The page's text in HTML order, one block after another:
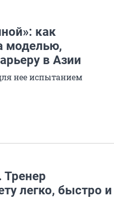
как
моделью,
в Азии
нее испытанием
Тренер
легко, быстро и